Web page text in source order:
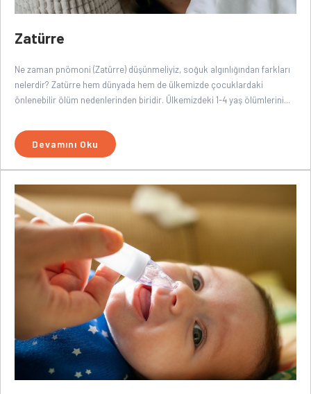
Zatürre
Ne zaman pnömoni (Zatürre) düşünmeliyiz, soğuk algınlığından farkları
nelerdir? Zatürre hem dünyada hem de ülkemizde çocuklardaki
önlenebilir ölüm nedenlerinden biridir. Ülkemizdeki 1-4 yaş ölümlerini...
Devamını Oku